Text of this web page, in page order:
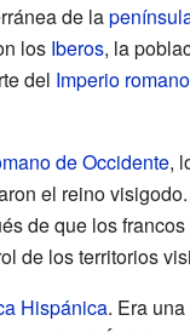
de la
los Iberos, la
del Imperio romano
de Occidente,
el reino
de que los
de los territorios
Hispánica. Era